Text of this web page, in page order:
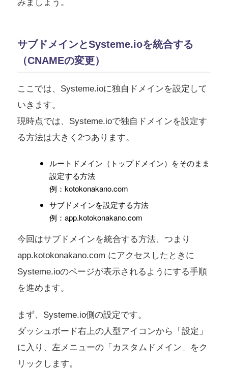
みましょう。
サブドメインとSysteme.ioを統合する
（CNAMEの変更）
ここでは、Systeme.ioに独自ドメインを設定して
いきます。
現時点では、Systeme.ioで独自ドメインを設定す
る方法は大きく2つあります。
ルートドメイン（トップドメイン）をそのまま
設定する方法
例：kotokonakano.com
サブドメインを設定する方法
例：app.kotokonakano.com
今回はサブドメインを統合する方法、つまり
app.kotokonakano.com にアクセスしたときに
Systeme.ioのページが表示されるようにする手順
を進めます。
まず、Systeme.io側の設定です。
ダッシュボード右上の人型アイコンから「設定」
に入り、左メニューの「カスタムドメイン」をク
リックします。